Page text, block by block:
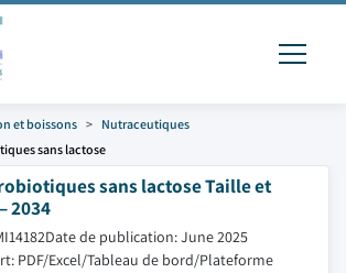
et boissons
Nutraceutiques
sans lactose
sans lactose Taille et
2034
Date de publication: June 2025
PDF/Excel/Tableau de bord/Plateforme